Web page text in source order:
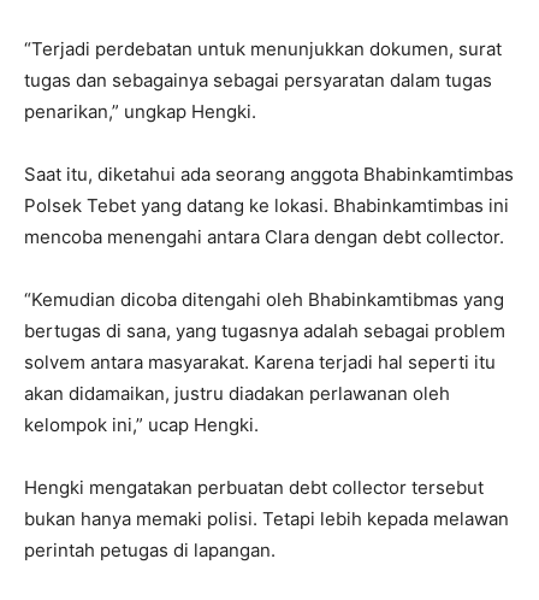
“Terjadi perdebatan untuk menunjukkan dokumen, surat
tugas dan sebagainya sebagai persyaratan dalam tugas
penarikan,” ungkap Hengki.
Saat itu, diketahui ada seorang anggota Bhabinkamtimbas
Polsek Tebet yang datang ke lokasi. Bhabinkamtimbas ini
mencoba menengahi antara Clara dengan debt collector.
“Kemudian dicoba ditengahi oleh Bhabinkamtibmas yang
bertugas di sana, yang tugasnya adalah sebagai problem
solvem antara masyarakat. Karena terjadi hal seperti itu
akan didamaikan, justru diadakan perlawanan oleh
kelompok ini,” ucap Hengki.
Hengki mengatakan perbuatan debt collector tersebut
bukan hanya memaki polisi. Tetapi lebih kepada melawan
perintah petugas di lapangan.